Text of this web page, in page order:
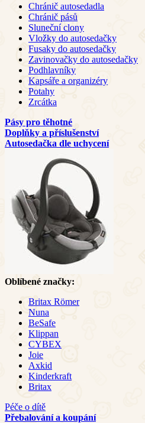
Chránič autosedadla
Chránič pásů
Sluneční clony
Vložky do autosedačky
Fusaky do autosedačky
Zavinovačky do autosedačky
Podhlavníky
Kapsáře a organizéry
Potahy
Zrcátka
Pásy pro těhotné
Doplňky a příslušenství
Autosedačka dle uchycení
Oblíbené značky:
Britax Römer
Nuna
BeSafe
Klippan
CYBEX
Joie
Axkid
Kinderkraft
Britax
Péče o dítě
Přebalování a koupání